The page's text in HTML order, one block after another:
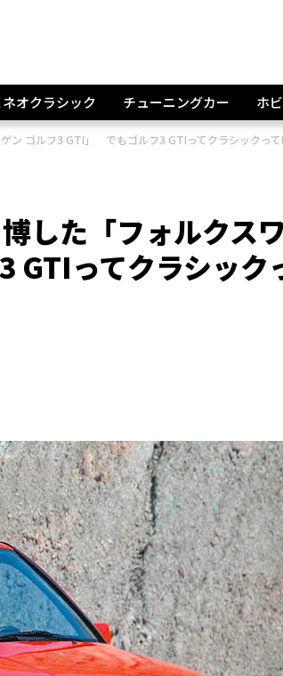
オクラシック チューニングカー ホ
ン ゴルフ3 GTI」 でもゴルフ3 GTIってクラシックって
した「フォルクスワ
ってクラシック